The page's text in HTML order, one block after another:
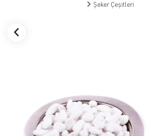
Şeker Çeşitleri